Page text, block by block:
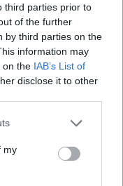
third parties prior to
of the further
by third parties on the
information may
on the IAB’s List of
disclose it to other
or more Google
You may click to
third-party tags to
in below Google
my
és jelzőlámpás
jó hírű református